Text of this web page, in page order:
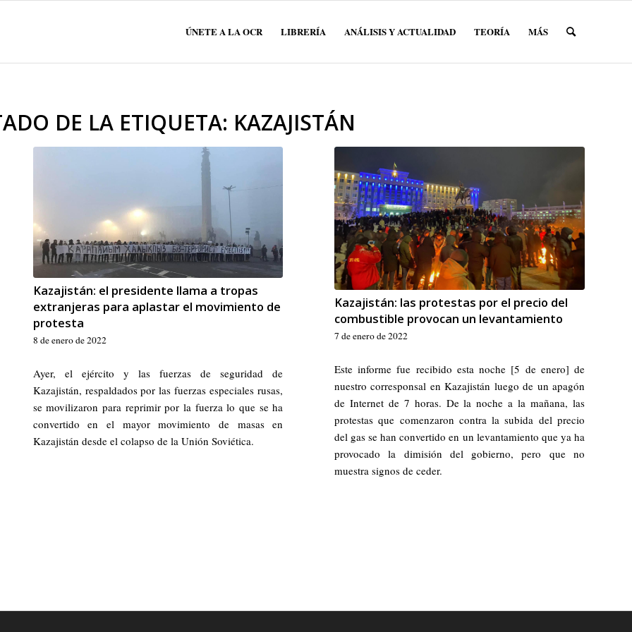
ÚNETE A LA OCR LIBRERÍA ANÁLISIS Y ACTUALIDAD TEORÍA MÁS
DE LA ETIQUETA: KAZAJISTÁN
Kazajistán: el presidente llama a tropas
extranjeras para aplastar el movimiento de
protesta
8 de enero de 2022
Ayer, el ejército y las fuerzas de seguridad de
Kazajistán, respaldados por las fuerzas especiales rusas,
se movilizaron para reprimir por la fuerza lo que se ha
convertido en el mayor movimiento de masas en
Kazajistán desde el colapso de la Unión Soviética.
Kazajistán: las protestas por el precio del
combustible provocan un levantamiento
7 de enero de 2022
Este informe fue recibido esta noche [5 de enero] de
nuestro corresponsal en Kazajistán luego de un apagón
de Internet de 7 horas. De la noche a la mañana, las
protestas que comenzaron contra la subida del precio
del gas se han convertido en un levantamiento que ya ha
provocado la dimisión del gobierno, pero que no
muestra signos de ceder.